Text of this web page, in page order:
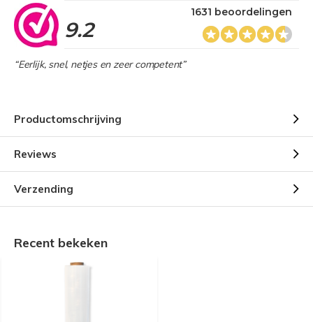
9.2
1631 beoordelingen
“Eerlijk, snel, netjes en zeer competent”
Productomschrijving
Reviews
Verzending
Recent bekeken